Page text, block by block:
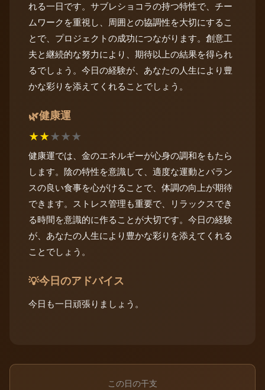
れる一日です。サブレショコラの持つ特性で、チー
ムワークを重視し、周囲との協調性を大切にするこ
とで、プロジェクトの成功につながります。創意工
夫と継続的な努力により、期待以上の結果を得られ
るでしょう。今日の経験が、あなたの人生により豊
かな彩りを添えてくれることでしょう。
🌿健康運
★★★★★
健康運では、金のエネルギーが心身の調和をもたら
します。陰の特性を意識して、適度な運動とバラン
スの良い食事を心がけることで、体調の向上が期待
できます。ストレス管理も重要で、リラックスでき
る時間を意識的に作ることが大切です。今日の経験
が、あなたの人生により豊かな彩りを添えてくれる
ことでしょう。
💡今日のアドバイス
今日も一日頑張りましょう。
この日の干支